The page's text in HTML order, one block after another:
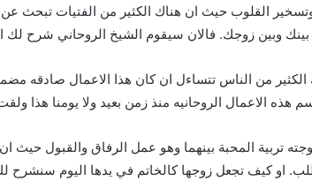
القلوب حيث ان هناك الكثير من الفتيات تبحث
وبين زوجك. فالان سيقوم الشيخ الروحاني شرح لك
من الناس تتساءل ان كان هذا الاعمال صادقه
هذه الاعمال الروحانيه منذ زمن بعيد ولا يومنا هذا
تربية المحبة بينهما وهو عمل الرفاق والقبول
او كيف تجعل زوجها كالخاتم في يدها اليوم سنشرح